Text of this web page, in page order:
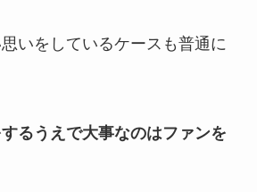
いをしているケースも普通に
るうえで大事なのはファンを